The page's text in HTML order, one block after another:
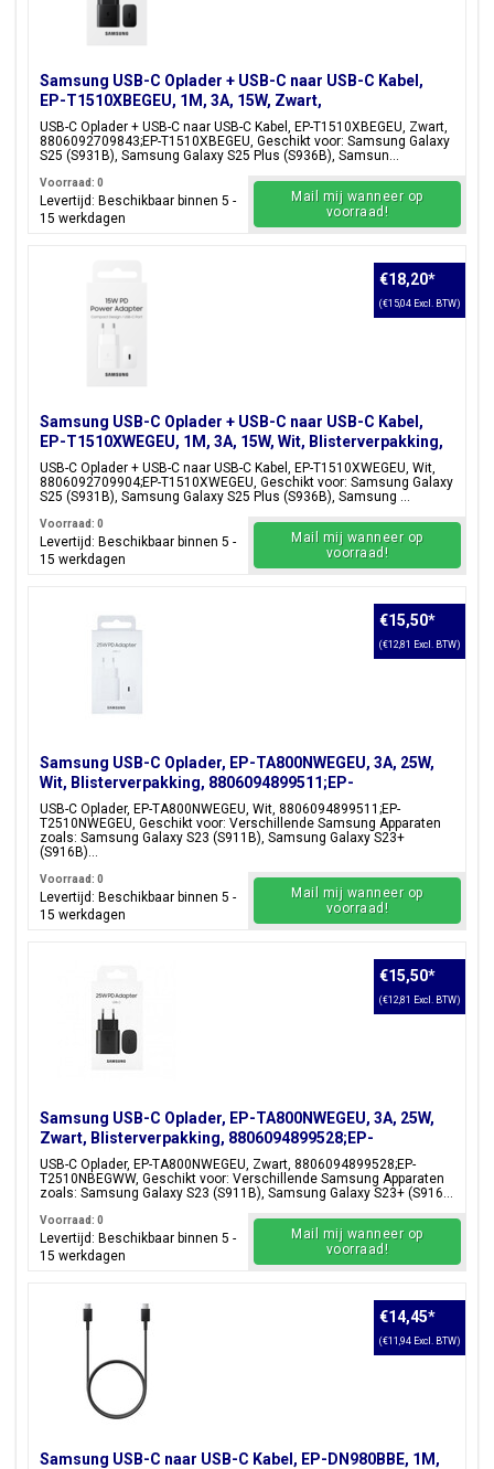
Samsung USB-C Oplader + USB-C naar USB-C Kabel,
EP-T1510XBEGEU, 1M, 3A, 15W, Zwart,
Blisterverpakking, 8806092709843;EP-T1510XBEGEU
USB-C Oplader + USB-C naar USB-C Kabel, EP-T1510XBEGEU, Zwart,
8806092709843;EP-T1510XBEGEU, Geschikt voor: Samsung Galaxy
S25 (S931B), Samsung Galaxy S25 Plus (S936B), Samsun...
Voorraad: 0
Levertijd: Beschikbaar binnen 5 -
15 werkdagen
Mail mij wanneer op
voorraad!
Samsung USB-C Oplader + USB-C naar USB-C Kabel,
EP-T1510XWEGEU, 1M, 3A, 15W, Wit, Blisterverpakking,
8806092709904;EP-T1510XWEGEU
USB-C Oplader + USB-C naar USB-C Kabel, EP-T1510XWEGEU, Wit,
8806092709904;EP-T1510XWEGEU, Geschikt voor: Samsung Galaxy
S25 (S931B), Samsung Galaxy S25 Plus (S936B), Samsung ...
€18,20*
(€15,04 Excl. BTW)
Voorraad: 0
Levertijd: Beschikbaar binnen 5 -
15 werkdagen
Mail mij wanneer op
voorraad!
Samsung USB-C Oplader, EP-TA800NWEGEU, 3A, 25W,
Wit, Blisterverpakking, 8806094899511;EP-
T2510NWEGEU
USB-C Oplader, EP-TA800NWEGEU, Wit, 8806094899511;EP-
T2510NWEGEU, Geschikt voor: Verschillende Samsung Apparaten
zoals: Samsung Galaxy S23 (S911B), Samsung Galaxy S23+
(S916B)...
€15,50*
(€12,81 Excl. BTW)
Voorraad: 0
Levertijd: Beschikbaar binnen 5 -
15 werkdagen
Mail mij wanneer op
voorraad!
Samsung USB-C Oplader, EP-TA800NWEGEU, 3A, 25W,
Zwart, Blisterverpakking, 8806094899528;EP-
T2510NBEGWW
USB-C Oplader, EP-TA800NWEGEU, Zwart, 8806094899528;EP-
T2510NBEGWW, Geschikt voor: Verschillende Samsung Apparaten
zoals: Samsung Galaxy S23 (S911B), Samsung Galaxy S23+ (S916...
€15,50*
(€12,81 Excl. BTW)
Voorraad: 0
Levertijd: Beschikbaar binnen 5 -
15 werkdagen
Mail mij wanneer op
voorraad!
Samsung USB-C naar USB-C Kabel, EP-DN980BBE, 1M,
€14,45*
(€11,94 Excl. BTW)